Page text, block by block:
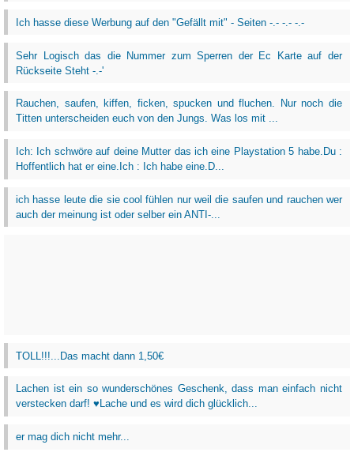
Ich hasse diese Werbung auf den "Gefällt mit" - Seiten -.- -.- -.-
Sehr Logisch das die Nummer zum Sperren der Ec Karte auf der
Rückseite Steht -.-'
Rauchen, saufen, kiffen, ficken, spucken und fluchen. Nur noch die
Titten unterscheiden euch von den Jungs. Was los mit ...
Ich: Ich schwöre auf deine Mutter das ich eine Playstation 5 habe.Du :
Hoffentlich hat er eine.Ich : Ich habe eine.D...
ich hasse leute die sie cool fühlen nur weil die saufen und rauchen wer
auch der meinung ist oder selber ein ANTI-...
TOLL!!!...Das macht dann 1,50€
Lachen ist ein so wunderschönes Geschenk, dass man einfach nicht
verstecken darf! ♥Lache und es wird dich glücklich...
er mag dich nicht mehr...